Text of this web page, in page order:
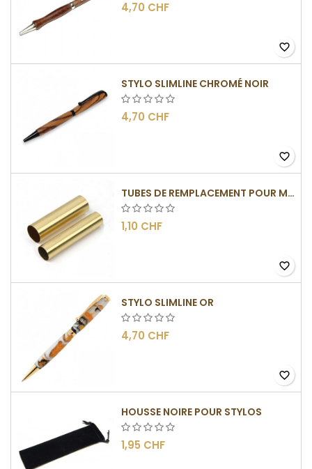
4,70 CHF
favorite_border
STYLO SLIMLINE CHROMÉ NOIR
4,70 CHF
favorite_border
TUBES DE REMPLACEMENT POUR MÉCANISMES SLIMLINE
1,10 CHF
favorite_border
STYLO SLIMLINE OR
4,70 CHF
favorite_border
HOUSSE NOIRE POUR STYLOS
1,95 CHF